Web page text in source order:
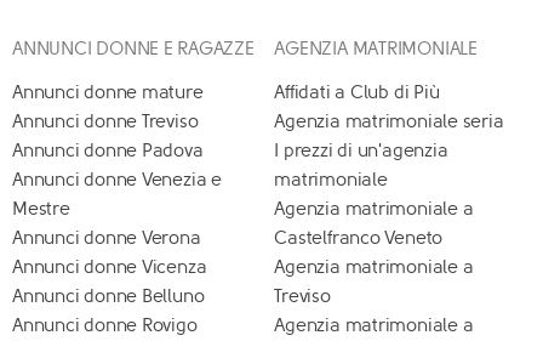
ANNUNCI DONNE E RAGAZZE
Annunci donne mature
Annunci donne Treviso
Annunci donne Padova
Annunci donne Venezia e
Mestre
Annunci donne Verona
Annunci donne Vicenza
Annunci donne Belluno
Annunci donne Rovigo
AGENZIA MATRIMONIALE
Affidati a Club di Più
Agenzia matrimoniale seria
I prezzi di un'agenzia
matrimoniale
Agenzia matrimoniale a
Castelfranco Veneto
Agenzia matrimoniale a
Treviso
Agenzia matrimoniale a